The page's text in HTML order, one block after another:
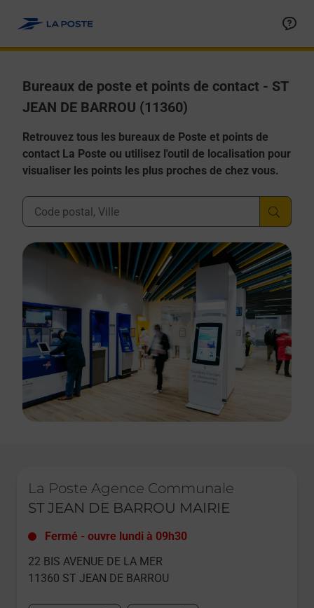
Bureaux de poste et points de contact - ST
JEAN DE BARROU (11360)
Retrouvez tous les bureaux de Poste et points de
contact La Poste ou utilisez l'outil de localisation pour
visualiser les points les plus proches de chez vous.
Ville, Département, Code Postal
La Poste Agence Communale
ST JEAN DE BARROU MAIRIE
Fermé - ouvre lundi à 09h30
22 BIS AVENUE DE LA MER
11360 ST JEAN DE BARROU